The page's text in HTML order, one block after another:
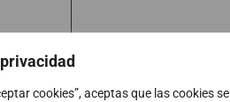
cookies”, aceptas que las cookies se